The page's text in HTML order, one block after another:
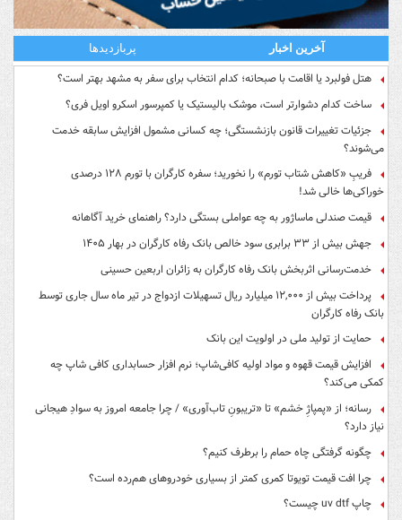
آخرین اخبار پربازدیدها
هتل فولبرد یا اقامت با صبحانه؛ کدام انتخاب برای سفر به مشهد بهتر است؟
ساخت کدام دشوارتر است، موشک بالیستیک یا کمپرسور اسکرو اویل فری؟
جزئیات تغییرات قانون بازنشستگی؛ چه کسانی مشمول افزایش سابقه خدمت
می‌شوند؟
فریبِ «کاهش شتاب تورم» را نخورید؛ سفره کارگران با تورم ۱۲۸ درصدی
خوراکی‌ها خالی شد!
قیمت صندلی ماساژور به چه عواملی بستگی دارد؟ راهنمای خرید آگاهانه
جهش بیش از ۳۳ برابری سود خالص بانک رفاه کارگران در بهار ۱۴۰۵
خدمت‌رسانی اثربخش بانک رفاه کارگران به زائران اربعین حسینی
پرداخت بیش از ۱۲,۰۰۰ میلیارد ریال تسهیلات ازدواج در تیر ماه سال جاری توسط
بانک رفاه کارگران
حمایت از تولید ملی در اولویت این بانک
افزایش قیمت قهوه و مواد اولیه کافی‌شاپ؛ نرم افزار حسابداری کافی شاپ چه
کمکی می‌کند؟
رسانه؛ از «پمپاژِ خشم» تا «تریبونِ تاب‌آوری» / چرا جامعه امروز به سوادِ هیجانی
نیاز دارد؟
چگونه گرفتگی چاه حمام را برطرف کنیم؟
چرا افت قیمت تویوتا کمری کمتر از بسیاری خودروهای هم‌رده است؟
چاپ uv dtf چیست؟